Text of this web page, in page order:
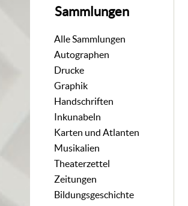
Sammlungen
Alle Sammlungen
Autographen
Drucke
Graphik
Handschriften
Inkunabeln
Karten und Atlanten
Musikalien
Theaterzettel
Zeitungen
Bildungsgeschichte